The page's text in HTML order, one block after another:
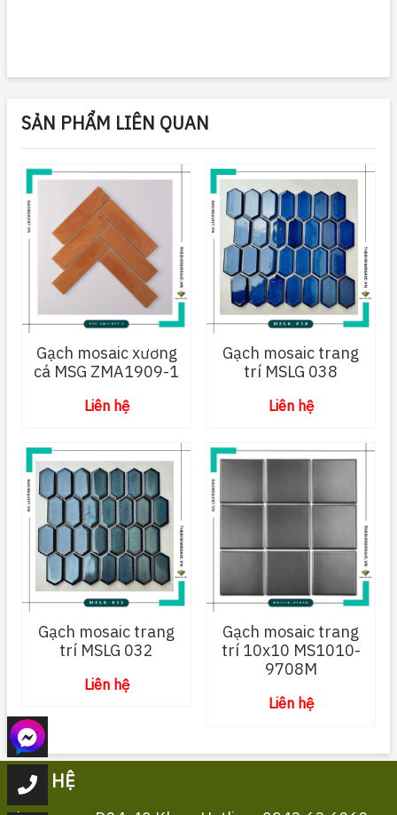
SẢN PHẨM LIÊN QUAN
Gạch mosaic xương
cá MSG ZMA1909-1
Liên hệ
Gạch mosaic trang
trí MSLG 038
Liên hệ
Gạch mosaic trang
trí MSLG 032
Liên hệ
Gạch mosaic trang
trí 10x10 MS1010-
9708M
Liên hệ
LIÊN HỆ